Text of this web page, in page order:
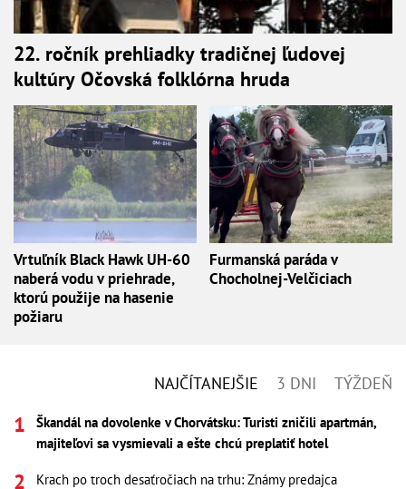
22. ročník prehliadky tradičnej ľudovej
kultúry Očovská folklórna hruda
Vrtuľník Black Hawk UH-60
naberá vodu v priehrade,
ktorú použije na hasenie
požiaru
Furmanská paráda v
Chocholnej-Velčiciach
NAJČÍTANEJŠIE 3 DNI TÝŽDEŇ
Škandál na dovolenke v Chorvátsku: Turisti zničili apartmán,
majiteľovi sa vysmievali a ešte chcú preplatiť hotel
Krach po troch desaťročiach na trhu: Známy predajca